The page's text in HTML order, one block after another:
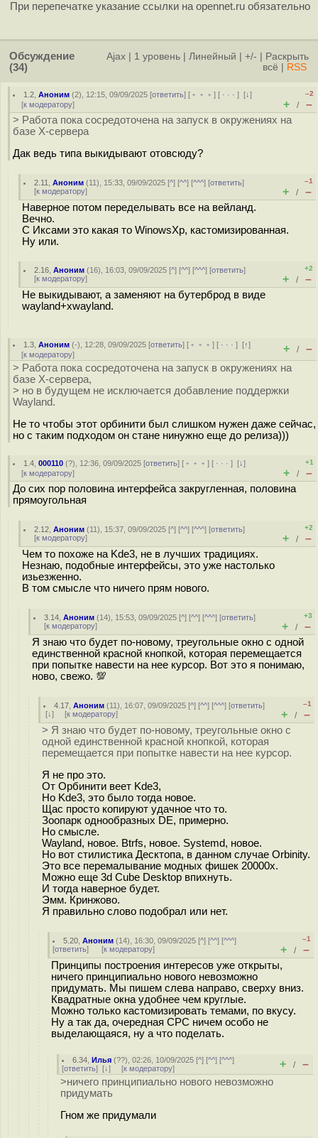
При перепечатке указание ссылки на opennet.ru обязательно
Обсуждение
(34)
Ajax 1 уровень Линейный +/-
Раскрыть
всё
RSS
1.2 ,Аноним (2), 12:15, 09/09/2025 [ответить] [ ﹢﹢﹢] [ · · ·][↓]
[к модератору]
–2
+ / –
> Работа пока сосредоточена на запуск в окружениях на
базе X-сервера
Дак ведь типа выкидывают отовсюду?
2.11 ,Аноним (11), 15:33, 09/09/2025 [^] [^^] [^^^] [ответить]
[к модератору]
–1
+ / –
Наверное потом переделывать все на вейланд.
Вечно.
С Иксами это какая то WinowsXp, кастомизированная.
Ну или.
2.16 ,Аноним (16), 16:03, 09/09/2025 [^] [^^] [^^^] [ответить]
[к модератору]
+2
+ / –
Не выкидывают, а заменяют на бутерброд в виде
wayland+xwayland.
1.3 ,Аноним (-), 12:28, 09/09/2025 [ответить] [ ﹢﹢﹢] [ · · ·][↑]
[к модератору] + / –
> Работа пока сосредоточена на запуск в окружениях на
базе X-сервера,
> но в будущем не исключается добавление поддержки
Wayland.
Не то чтобы этот орбинити был слишком нужен даже сейчас,
но с таким подходом он стане нинужно еще до релиза)))
1.4 ,000110 (?), 12:36, 09/09/2025 [ответить] [ ﹢﹢﹢] [ · · ·][↓]
[к модератору]
+1
+ / –
До сих пор половина интерфейса закругленная, половина
прямоугольная
2.12 ,Аноним (11), 15:37, 09/09/2025 [^] [^^] [^^^] [ответить]
[к модератору]
+2
+ / –
Чем то похоже на Kde3, не в лучших традициях.
Незнаю, подобные интерфейсы, это уже настолько
изьезженно.
В том смысле что ничего прям нового.
3.14 ,Аноним (14), 15:53, 09/09/2025 [^] [^^] [^^^] [ответить]
[к модератору]
+3
+ / –
Я знаю что будет по-новому, треугольные окно с одной
единственной красной кнопкой, которая перемещается
при попытке навести на нее курсор. Вот это я понимаю,
ново, свежо. 💯
4.17 ,Аноним (11), 16:07, 09/09/2025 [^] [^^] [^^^] [ответить]
[↓] [к модератору]
–1
+ / –
> Я знаю что будет по-новому, треугольные окно с
одной единственной красной кнопкой, которая
перемещается при попытке навести на нее курсор.
Я не про это.
От Орбинити веет Kde3,
Но Kde3, это было тогда новое.
Щас просто копируют удачное что то.
Зоопарк однообразных DE, примерно.
Но смысле.
Wayland, новое. Btrfs, новое. Systemd, новое.
Но вот стилистика Десктопа, в данном случае Orbinity.
Это все перемалывание модных фишек 20000х.
Можно еще 3d Cube Desktop впихнуть.
И тогда наверное будет.
Эмм. Кринжово.
Я правильно слово подобрал или нет.
5.20 ,Аноним (14), 16:30, 09/09/2025 [^] [^^] [^^^]
[ответить] [к модератору]
–1
+ / –
Принципы построения интересов уже открыты,
ничего принципиально нового невозможно
придумать. Мы пишем слева направо, сверху вниз.
Квадратные окна удобнее чем круглые.
Можно только кастомизировать темами, по вкусу.
Ну а так да, очередная СРС ничем особо не
выделающаяся, ну а что поделать.
6.34 ,Илья (??), 02:26, 10/09/2025 [^] [^^] [^^^]
[ответить] [↓] [к модератору] + / –
>ничего принципиально нового невозможно
придумать
Гном же придумали